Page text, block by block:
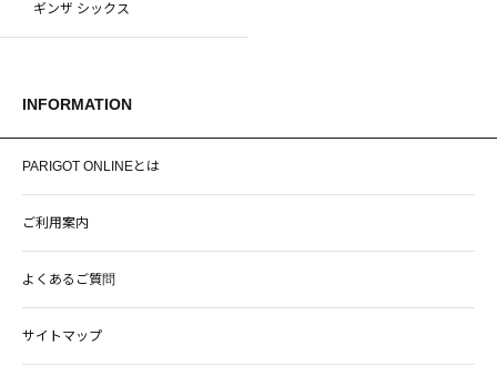
ギンザ シックス
INFORMATION
PARIGOT ONLINEとは
ご利用案内
よくあるご質問
サイトマップ